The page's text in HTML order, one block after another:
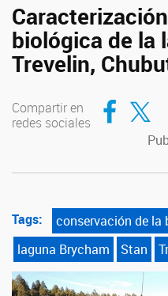
biológica de la
Trevelin,
Compartir en
redes sociales
Compartir en
Compartir
Tags:
conservación de la
laguna Brycham
Stan